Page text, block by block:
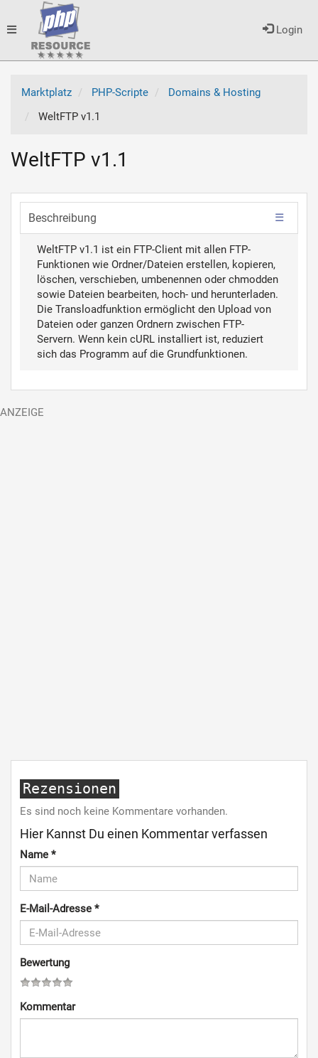
Login
Toggle
navigation
Marktplatz PHP-Scripte
Domains & Hosting
WeltFTP v1.1
WeltFTP v1.1
Beschreibung
WeltFTP v1.1 ist ein FTP-Client mit allen FTP-
Funktionen wie Ordner/Dateien erstellen, kopieren,
löschen, verschieben, umbenennen oder chmodden
sowie Dateien bearbeiten, hoch- und herunterladen.
Die Transloadfunktion ermöglicht den Upload von
Dateien oder ganzen Ordnern zwischen FTP-
Servern. Wenn kein cURL installiert ist, reduziert
sich das Programm auf die Grundfunktionen.
Rezensionen
Es sind noch keine Kommentare vorhanden.
Hier Kannst Du einen Kommentar verfassen
Name *
E-Mail-Adresse *
Bewertung
Kommentar